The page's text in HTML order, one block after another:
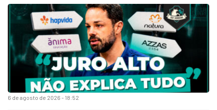
6 de agosto de 2026 - 18:52